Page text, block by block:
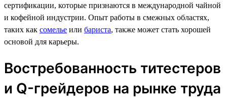
сертификации, которые признаются в международной чайной
и кофейной индустрии. Опыт работы в смежных областях,
таких как сомелье или бариста, также может стать хорошей
основой для карьеры.
Востребованность титестеров
и Q-грейдеров на рынке труда